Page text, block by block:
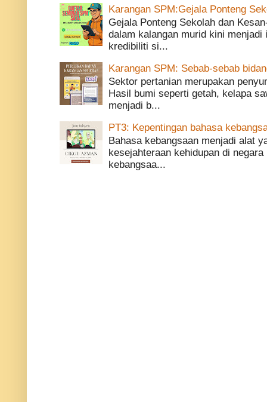
Karangan SPM:Gejala Ponteng
Gejala Ponteng Sekolah dan
dalam kalangan murid kini
kredibiliti si...
Karangan SPM: Sebab-sebab
Sektor pertanian merupakan
Hasil bumi seperti getah, kelapa
menjadi b...
PT3: Kepentingan bahasa
Bahasa kebangsaan menjadi alat
kesejahteraan kehidupan di
kebangsaa...